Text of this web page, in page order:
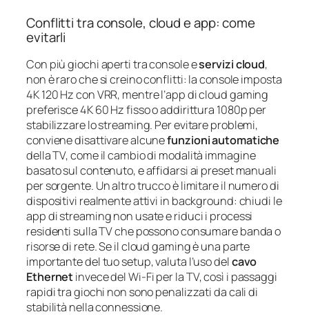
Conflitti tra console, cloud e app: come
evitarli
Con più giochi aperti tra console eservizi cloud,
non è raro che si creino conflitti: la console imposta
4K 120 Hz con VRR, mentre l’app di cloud gaming
preferisce 4K 60 Hz fisso o addirittura 1080p per
stabilizzare lo streaming. Per evitare problemi,
conviene disattivare alcunefunzioni automatiche
della TV, come il cambio di modalità immagine
basato sul contenuto, e affidarsi ai preset manuali
per sorgente. Un altro trucco è limitare il numero di
dispositivi realmente attivi in background: chiudi le
app di streaming non usate e riduci i processi
residenti sulla TV che possono consumare banda o
risorse di rete. Se il cloud gaming è una parte
importante del tuo setup, valuta l’uso delcavo
Ethernetinvece del Wi-Fi per la TV, così i passaggi
rapidi tra giochi non sono penalizzati da cali di
stabilità nella connessione.